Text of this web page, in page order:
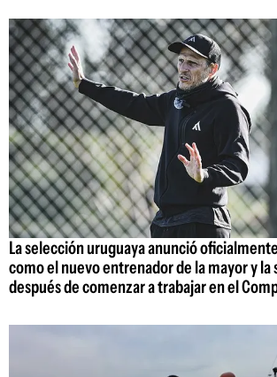
La selección uruguaya anunció
como el nuevo entrenador de la mayor y la
después de comenzar a trabajar en el